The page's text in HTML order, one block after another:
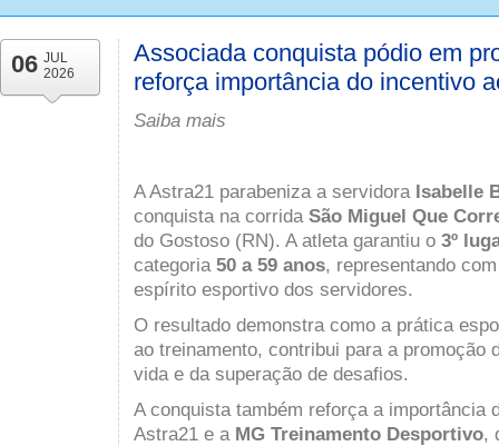
06 JUL
2026
Associada conquista pódio em
reforça importância do incentivo
Saiba mais
A Astra21 parabeniza a servidora Isabelle
conquista na corrida São Miguel Que
do Gostoso (RN). A atleta garantiu o 3º
categoria 50 a 59 anos, representando
espírito esportivo dos servidores.
O resultado demonstra como a prática
ao treinamento, contribui para a promoção
vida e da superação de desafios.
A conquista também reforça a importância
Astra21 e a MG Treinamento Desportivo,